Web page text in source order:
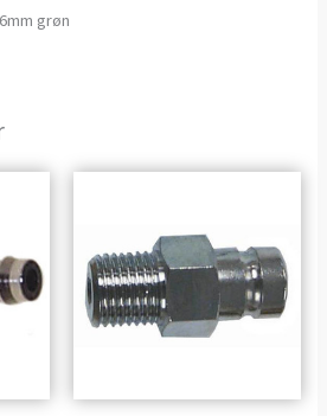
grøn